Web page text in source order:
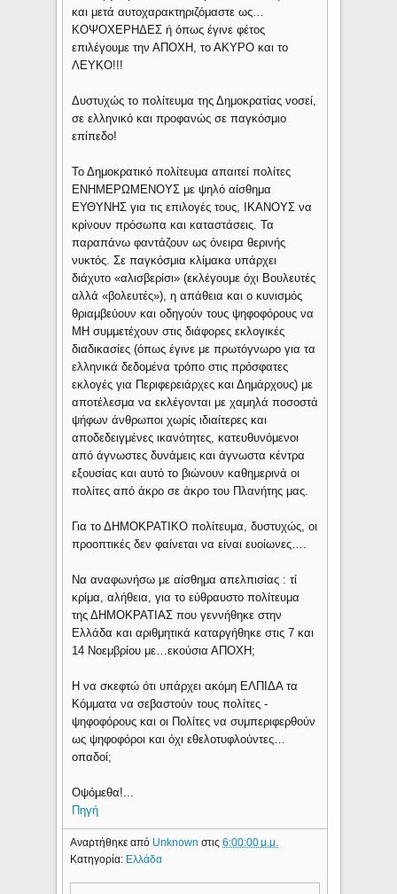
και μετά αυτοχαρακτηριζόμαστε ως…
ΚΟΨΟΧΕΡΗΔΕΣ ή όπως έγινε φέτος
επιλέγουμε την ΑΠΟΧΗ, το ΑΚΥΡΟ και το
ΛΕΥΚΟ!!!
Δυστυχώς το πολίτευμα της Δημοκρατίας νοσεί,
σε ελληνικό και προφανώς σε παγκόσμιο
επίπεδο!
Το Δημοκρατικό πολίτευμα απαιτεί πολίτες
ΕΝΗΜΕΡΩΜΕΝΟΥΣ με ψηλό αίσθημα
ΕΥΘΥΝΗΣ για τις επιλογές τους, ΙΚΑΝΟΥΣ να
κρίνουν πρόσωπα και καταστάσεις. Τα
παραπάνω φαντάζουν ως όνειρα θερινής
νυκτός. Σε παγκόσμια κλίμακα υπάρχει
διάχυτο «αλισβερίσι» (εκλέγουμε όχι Βουλευτές
αλλά «βολευτές»), η απάθεια και ο κυνισμός
θριαμβεύουν και οδηγούν τους ψηφοφόρους να
ΜΗ συμμετέχουν στις διάφορες εκλογικές
διαδικασίες (όπως έγινε με πρωτόγνωρο για τα
ελληνικά δεδομένα τρόπο στις πρόσφατες
εκλογές για Περιφερειάρχες και Δημάρχους) με
αποτέλεσμα να εκλέγονται με χαμηλά ποσοστά
ψήφων άνθρωποι χωρίς ιδιαίτερες και
αποδεδειγμένες ικανότητες, κατευθυνόμενοι
από άγνωστες δυνάμεις και άγνωστα κέντρα
εξουσίας και αυτό το βιώνουν καθημερινά οι
πολίτες από άκρο σε άκρο του Πλανήτης μας.
Για το ΔΗΜΟΚΡΑΤΙΚΟ πολίτευμα, δυστυχώς, οι
προοπτικές δεν φαίνεται να είναι ευοίωνες….
Να αναφωνήσω με αίσθημα απελπισίας : τί
κρίμα, αλήθεια, για το εύθραυστο πολίτευμα
της ΔΗΜΟΚΡΑΤΙΑΣ που γεννήθηκε στην
Ελλάδα και αριθμητικά καταργήθηκε στις 7 και
14 Νοεμβρίου με…εκούσια ΑΠΟΧΗ;
Η να σκεφτώ ότι υπάρχει ακόμη ΕΛΠΙΔΑ τα
Κόμματα να σεβαστούν τους πολίτες -
ψηφοφόρους και οι Πολίτες να συμπεριφερθούν
ως ψηφοφόροι και όχι εθελοτυφλούντες…
οπαδοί;
Οψόμεθα!...
Πηγή
Αναρτήθηκε από Unknownστις6:00:00 μ.μ.
Κατηγορία: Ελλάδα